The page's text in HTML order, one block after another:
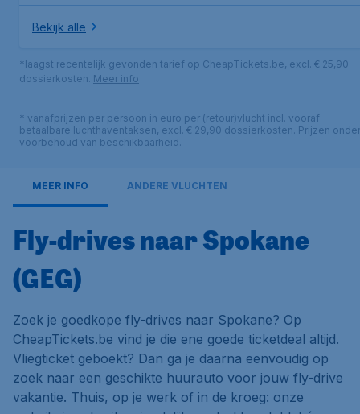
Bekijk alle
*laagst recentelijk gevonden tarief op CheapTickets.be, excl. € 25,90
dossierkosten. Meer info
* vanafprijzen per persoon in euro per (retour)vlucht incl. vooraf
betaalbare luchthaventaksen, excl. € 29,90 dossierkosten. Prijzen onder
voorbehoud van beschikbaarheid.
MEER INFO ANDERE VLUCHTEN
Fly-drives naar Spokane
(GEG)
Zoek je goedkope fly-drives naar Spokane? Op
CheapTickets.be vind je die ene goede ticketdeal altijd.
Vliegticket geboekt? Dan ga je daarna eenvoudig op
zoek naar een geschikte huurauto voor jouw fly-drive
vakantie. Thuis, op je werk of in de kroeg: onze